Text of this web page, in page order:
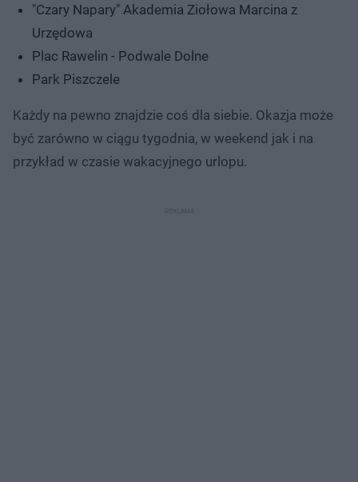
"Czary Napary" Akademia Ziołowa Marcina z
Urzędowa
Plac Rawelin - Podwale Dolne
Park Piszczele
Każdy na pewno znajdzie coś dla siebie. Okazja może
być zarówno w ciągu tygodnia, w weekend jak i na
przykład w czasie wakacyjnego urlopu.